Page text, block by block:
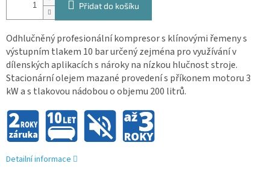
Přidat do košíku
Odhlučněný profesionální kompresor s klínovými řemeny s
výstupním tlakem 10 bar určený zejména pro využívání v
dílenských aplikacích s nároky na nízkou hlučnost stroje.
Stacionární olejem mazané provedení s příkonem motoru 3
kW a s tlakovou nádobou o objemu 200 litrů.
Detailní informace